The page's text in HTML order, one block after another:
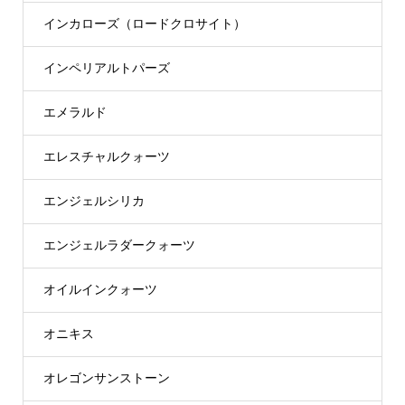
インカローズ（ロードクロサイト）
インペリアルトパーズ
エメラルド
エレスチャルクォーツ
エンジェルシリカ
エンジェルラダークォーツ
オイルインクォーツ
オニキス
オレゴンサンストーン